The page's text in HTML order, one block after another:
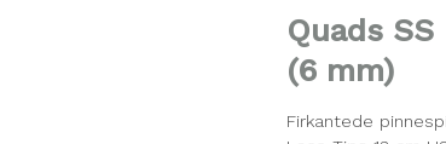
Quads SS
(6 mm)
Firkantede